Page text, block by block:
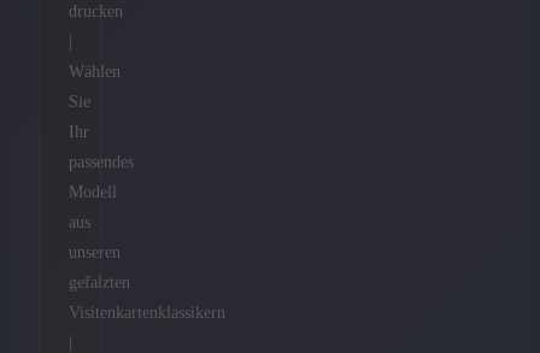
drucken
|
Wählen
Sie
Ihr
passendes
Modell
aus
unseren
gefalzten
Visitenkartenklassikern
|